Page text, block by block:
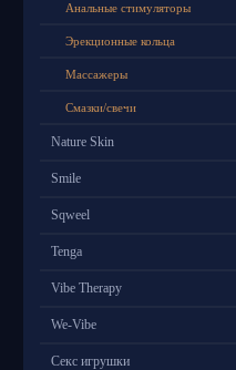
Анальные стимуляторы
Эрекционные кольца
Массажеры
Смазки/свечи
Nature Skin
Smile
Sqweel
Tenga
Vibe Therapy
We-Vibe
Секс игрушки